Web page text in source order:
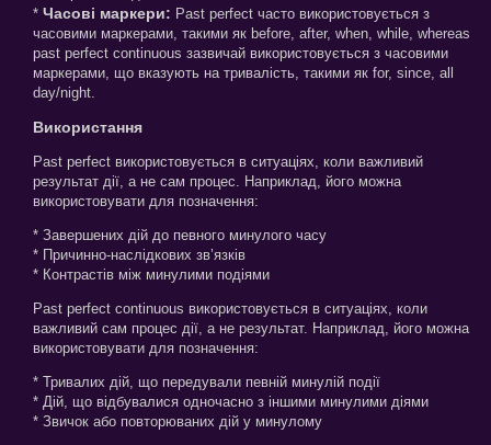
* Часові маркери: Past perfect часто використовується з
часовими маркерами, такими як before, after, when, while, whereas
past perfect continuous зазвичай використовується з часовими
маркерами, що вказують на тривалість, такими як for, since, all
day/night.
Використання
Past perfect використовується в ситуаціях, коли важливий
результат дії, а не сам процес. Наприклад, його можна
використовувати для позначення:
* Завершених дій до певного минулого часу
* Причинно-наслідкових зв’язків
* Контрастів між минулими подіями
Past perfect continuous використовується в ситуаціях, коли
важливий сам процес дії, а не результат. Наприклад, його можна
використовувати для позначення:
* Тривалих дій, що передували певній минулій події
* Дій, що відбувалися одночасно з іншими минулими діями
* Звичок або повторюваних дій у минулому